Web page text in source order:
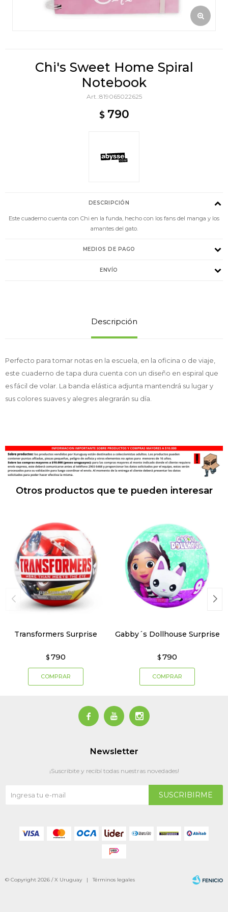
Chi's Sweet Home Spiral
Notebook
819065022625
$ 790
DESCRIPCIÓN
Este cuaderno cuenta con Chi en la funda, hecho con los fans del manga y los
amantes del gato.
MEDIOS DE PAGO
ENVÍO
Descripción
Perfecto para tomar notas en la escuela, en la oficina o de viaje,
este cuaderno de tapa dura cuenta con un diseño en espiral que
es fácil de volar. La banda elástica adjunta mantendrá su lugar y
sus colores suaves y alegres alegrarán su día.
Otros productos que te pueden interesar
Transformers Surprise
$ 790
Gabby´s Dollhouse Surprise
$ 790
  
Newsletter
¡Suscribite y recibí todas nuestras novedades!
SUSCRIBIRME
© Copyright 2026 / X Uruguay |Términos legales